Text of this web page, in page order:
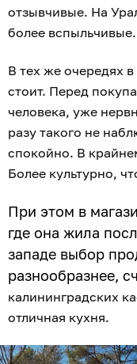
отзывчивые. На
более вспыльчивые.
В тех же очередях
стоит. Перед
человека, уже
разу такого не
спокойно. В
Более культурно,
При этом в
где она жила
западе выбор
разнообразнее,
калининградских
отличная кухня.